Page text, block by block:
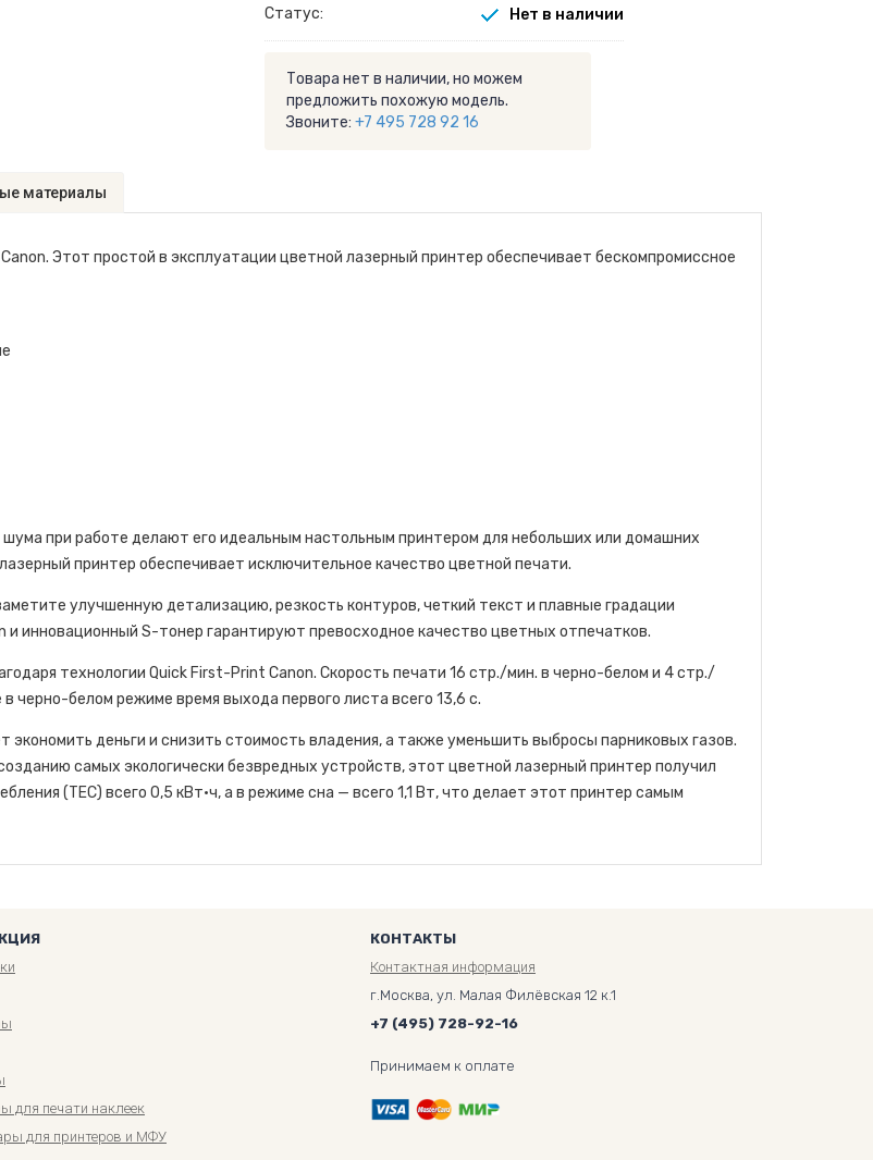
Статус: Нет в наличии
Товара нет в наличии, но можем
предложить похожую модель.
Звоните: +7 495 728 92 16
материалы
Этот простой в эксплуатации цветной лазерный принтер обеспечивает бескомпромиссное
шума при работе делают его идеальным настольным принтером для небольших или домашних
принтер обеспечивает исключительное качество цветной печати.
улучшенную детализацию, резкость контуров, четкий текст и плавные градации
и инновационный S-тонер гарантируют превосходное качество цветных отпечатков.
технологии Quick First-Print Canon. Скорость печати 16 стр./мин. в черно-белом и 4 стр./
белом режиме время выхода первого листа всего 13,6 с.
экономить деньги и снизить стоимость владения, а также уменьшить выбросы парниковых газов.
самых экологически безвредных устройств, этот цветной лазерный принтер получил
(TEC) всего 0,5 кВт·ч, а в режиме сна — всего 1,1 Вт, что делает этот принтер самым
для печати наклеек
для принтеров и МФУ
КОНТАКТЫ
Контактная информация
г.Москва, ул. Малая Филёвская 12 к.1
+7 (495) 728-92-16
Принимаем к оплате